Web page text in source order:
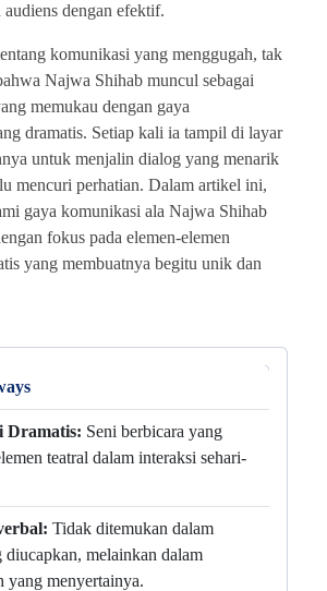
dengan efektif.
komunikasi yang menggugah, tak
Najwa Shihab muncul sebagai
memukau dengan gaya
dramatis. Setiap kali ia tampil di layar
untuk menjalin dialog yang menarik
mencuri perhatian. Dalam artikel ini,
gaya komunikasi ala Najwa Shihab
fokus pada elemen-elemen
yang membuatnya begitu unik dan
Dramatis: Seni berbicara yang
teatral dalam interaksi sehari-
Tidak ditemukan dalam
diucapkan, melainkan dalam
yang menyertainya.